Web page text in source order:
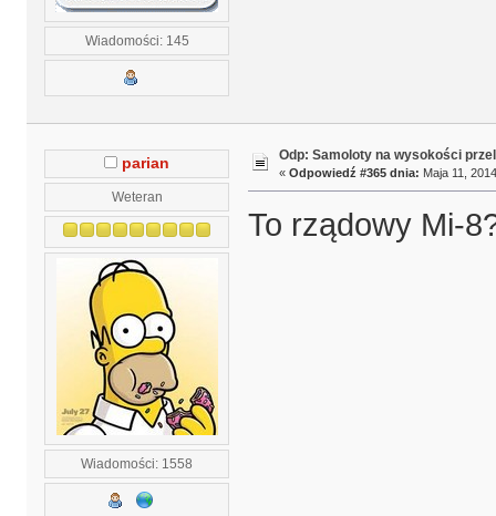
Wiadomości: 145
parian
Weteran
Wiadomości: 1558
Odp: Samoloty na wysokości
« Odpowiedź #365 dnia: Maja 11,
To rządowy Mi-